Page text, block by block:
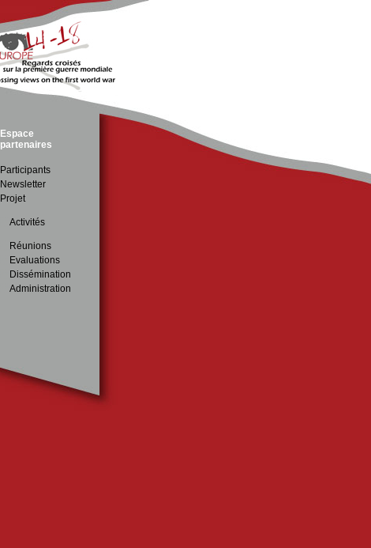
Espace
partenaires
Participants
Newsletter
Projet
Activités
Réunions
Evaluations
Dissémination
Administration